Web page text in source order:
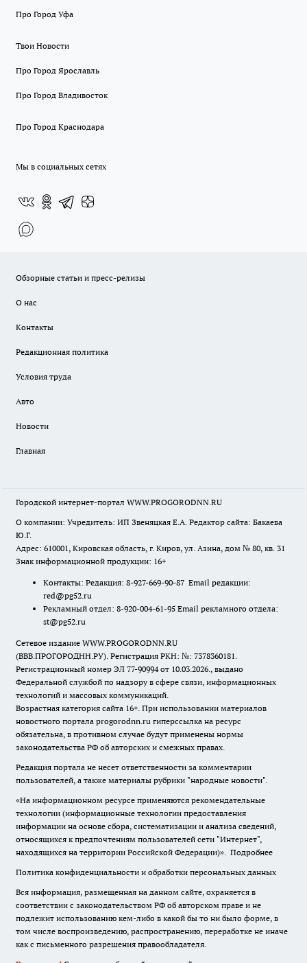
Про Город Уфа
Твои Новости
Про Город Ярославль
Про Город Владивосток
Про Город Краснодара
Мы в социальных сетях
Обзорные статьи и пресс-релизы
О нас
Контакты
Редакционная политика
Условия труда
Авто
Новости
Главная
Городской интернет-портал WWW.PROGORODNN.RU
О компании: Учредитель: ИП Звеняцкая Е.А. Редактор сайта: Бакаева
Ю.Г.
Адрес: 610001, Кировская область, г. Киров, ул. Азина, дом № 80, кв. 31
Знак информационной продукции: 16+
Контакты: Редакция: 8-927-669-90-87 Email редакции:
red@pg52.ru
Рекламный отдел: 8-920-004-61-95 Email рекламного отдела:
st@pg52.ru
Сетевое издание WWW.PROGORODNN.RU
(ВВВ.ПРОГОРОДНН.РУ). Регистрация РКН: №: 7378360181.
Регистрационный номер ЭЛ 77-90994 от 10.03.2026., выдано
Федеральной службой по надзору в сфере связи, информационных
технологий и массовых коммуникаций.
Возрастная категория сайта 16+. При использовании материалов
новостного портала progorodnn.ru гиперссылка на ресурс
обязательна, в противном случае будут применены нормы
законодательства РФ об авторских и смежных правах.
Редакция портала не несет ответственности за комментарии
пользователей, а также материалы рубрики "народные новости".
«На информационном ресурсе применяются рекомендательные
технологии (информационные технологии предоставления
информации на основе сбора, систематизации и анализа сведений,
относящихся к предпочтениям пользователей сети "Интернет",
находящихся на территории Российской Федерации)». Подробнее
Политика конфиденциальности и обработки персональных данных
Вся информация, размещенная на данном сайте, охраняется в
соответствии с законодательством РФ об авторском праве и не
подлежит использованию кем-либо в какой бы то ни было форме, в
том числе воспроизведению, распространению, переработке не иначе
как с письменного разрешения правообладателя.